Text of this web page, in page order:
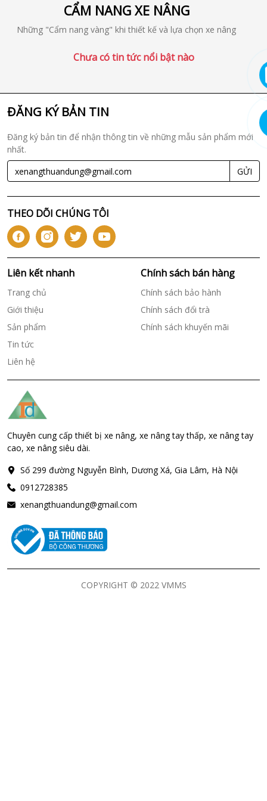
CẨM NANG XE NÂNG
Những "Cẩm nang vàng" khi thiết kế và lựa chọn xe nâng
Chưa có tin tức nổi bật nào
ĐĂNG KÝ BẢN TIN
Đăng ký bản tin để nhận thông tin về những mẫu sản phẩm mới
nhất.
GỬI
THEO DÕI CHÚNG TÔI
Liên kết nhanh
Trang chủ
Giới thiệu
Sản phẩm
Tin tức
Liên hệ
Chính sách bán hàng
Chính sách bảo hành
Chính sách đổi trà
Chính sách khuyến mãi
Chuyên cung cấp thiết bị xe nâng, xe nâng tay thấp, xe nâng tay
cao, xe nâng siêu dài.
Số 299 đường Nguyễn Bình, Dương Xá, Gia Lâm, Hà Nội
0912728385
xenangthuandung@gmail.com
COPYRIGHT © 2022 VMMS